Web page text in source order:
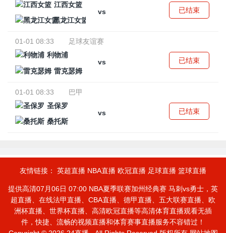
江西女篮
vs
黑龙江女篮
已结束
01-01 08:33
足球友谊赛
利物浦
vs
雷克瑟姆
已结束
01-01 08:33
巴甲
圣保罗
vs
桑托斯
已结束
友情链接： 英超直播 NBA直播 欧冠直播 足球直播 篮球直播
提供高清07月06日 07:00 NBA夏季联赛加州经典赛 马刺vs勇士，英
超直播、在线法甲直播、CBA直播、德甲直播、五大联赛直播、欧
洲杯直播、世界杯直播、高清欧冠直播等高清体育直播观看无插
件，快捷、流畅的视频直播和体育赛事直播服务不容错过！